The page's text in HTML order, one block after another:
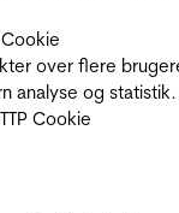
Cookie
over flere
analyse og statistik.
Cookie